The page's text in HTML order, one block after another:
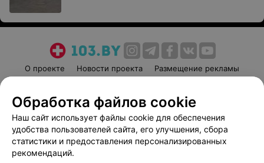
О проекте Новости проекта
Размещение рекламы
Пользовательское соглашение
Способы оплаты
Вакансии
Партнеры
Написать руководителю 103.by
Обработка файлов cookie
Наш сайт использует файлы cookie для обеспечения
удобства пользователей сайта, его улучшения, сбора
статистики и предоставления персонализированных
рекомендаций.